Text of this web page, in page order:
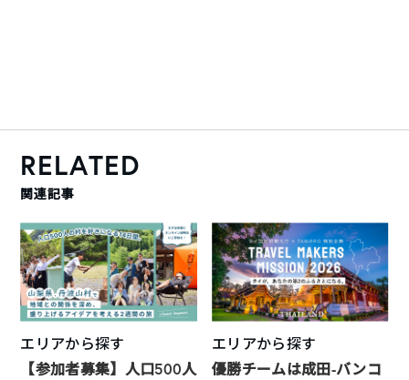
RELATED
関連記事
エリアから探す
【参加者募集】人口500人
エリアから探す
優勝チームは成田-バンコ